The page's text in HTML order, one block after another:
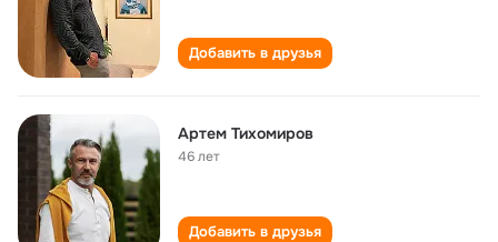
Добавить в друзья
Артем Тихомиров
46 лет
Добавить в друзья